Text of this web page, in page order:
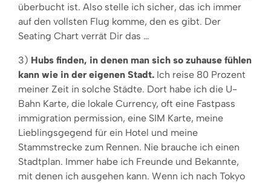
überbucht ist. Also stelle ich sicher, das ich immer
auf den vollsten Flug komme, den es gibt. Der
Seating Chart verrät Dir das …
3) Hubs finden, in denen man sich so zuhause fühlen
kann wie in der eigenen Stadt. Ich reise 80 Prozent
meiner Zeit in solche Städte. Dort habe ich die U-
Bahn Karte, die lokale Currency, oft eine Fastpass
immigration permission, eine SIM Karte, meine
Lieblingsgegend für ein Hotel und meine
Stammstrecke zum Rennen. Nie brauche ich einen
Stadtplan. Immer habe ich Freunde und Bekannte,
mit denen ich ausgehen kann. Wenn ich nach Tokyo